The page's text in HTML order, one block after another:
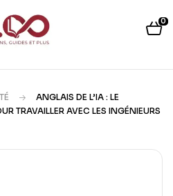
0
ANGLAIS DE L’IA : LE
TRAVAILLER AVEC LES INGÉNIEURS